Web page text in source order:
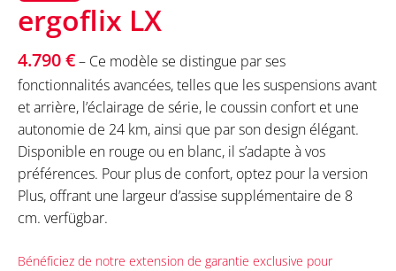
ergoflix LX
4.790 €– Ce modèle se distingue par ses
fonctionnalités avancées, telles que les suspensions avant
et arrière, l’éclairage de série, le coussin confort et une
autonomie de 24 km, ainsi que par son design élégant.
Disponible en rouge ou en blanc, il s’adapte à vos
préférences. Pour plus de confort, optez pour la version
Plus, offrant une largeur d’assise supplémentaire de 8
cm. verfügbar.
Bénéficiez de notre extension de garantie exclusive pour